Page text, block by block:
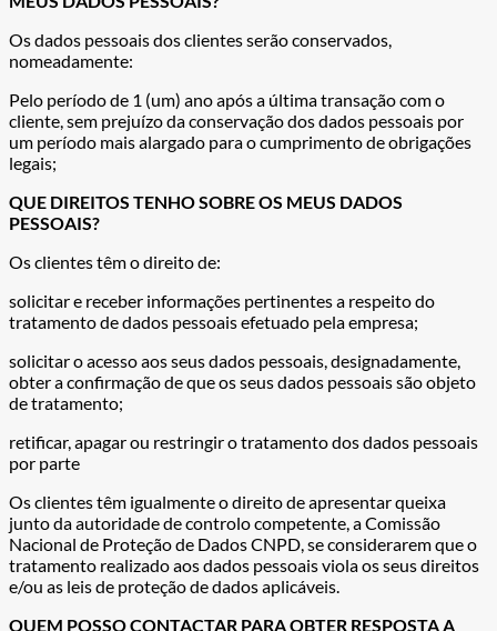
Os dados pessoais dos clientes serão conservados,
nomeadamente:
Pelo período de 1 (um) ano após a última transação com o
cliente, sem prejuízo da conservação dos dados pessoais por
um período mais alargado para o cumprimento de obrigações
legais;
QUE DIREITOS TENHO SOBRE OS MEUS DADOS
PESSOAIS?
Os clientes têm o direito de:
solicitar e receber informações pertinentes a respeito do
tratamento de dados pessoais efetuado pela empresa;
solicitar o acesso aos seus dados pessoais, designadamente,
obter a confirmação de que os seus dados pessoais são objeto
de tratamento;
retificar, apagar ou restringir o tratamento dos dados pessoais
por parte
Os clientes têm igualmente o direito de apresentar queixa
junto da autoridade de controlo competente, a Comissão
Nacional de Proteção de Dados CNPD, se considerarem que o
tratamento realizado aos dados pessoais viola os seus direitos
e/ou as leis de proteção de dados aplicáveis.
QUEM POSSO CONTACTAR PARA OBTER RESPOSTA A